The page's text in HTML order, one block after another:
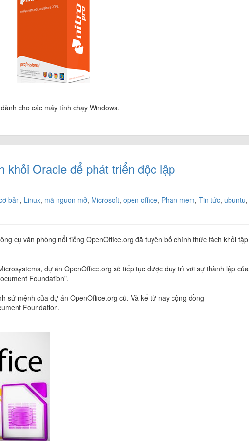
cho các máy tính chạy Windows.
khỏi Oracle để phát triển độc lập
bản, Linux, mã nguồn mở, Microsoft, open office, Phần mềm, Tin tức, ubuntu,
cụ văn phòng nổi tiếng OpenOffice.org đã tuyên bố chính thức tách khỏi tập
dự án OpenOffice.org sẽ tiếp tục được duy trì với sự thành lập của
Foundation".
sứ mệnh của dự án OpenOffice.org cũ. Và kể từ nay cộng đồng
Foundation.